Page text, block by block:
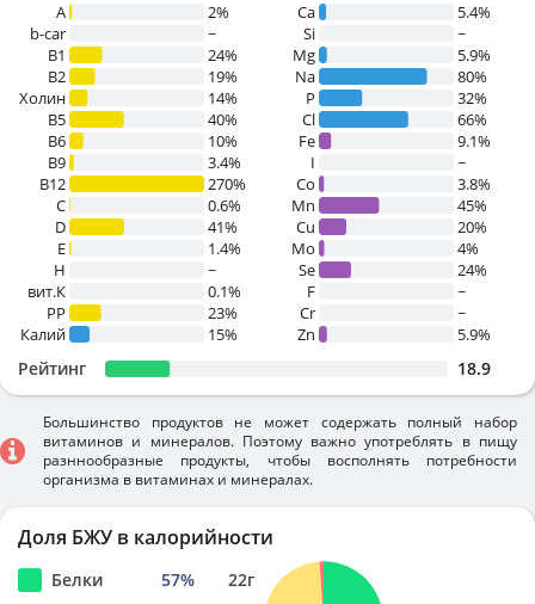
A
2%
b-car
~
В1
24%
B2
19%
Холин
14%
B5
40%
B6
10%
B9
3.4%
B12
270%
C
0.6%
D
41%
E
1.4%
H
~
вит.К
0.1%
PP
23%
Калий
15%
Ca
5.4%
Si
~
Mg
5.9%
Na
80%
P
32%
Cl
66%
Fe
9.1%
I
~
Co
3.8%
Mn
45%
Cu
20%
Mo
4%
Se
24%
F
~
Cr
~
Zn
5.9%
Рейтинг 18.9
Большинство продуктов не может содержать полный набор
витаминов и минералов. Поэтому важно употреблять в пищу
разннообразные продукты, чтобы восполнять потребности
организма в витаминах и минералах.
Доля БЖУ в калорийности
Белки 57% 22г